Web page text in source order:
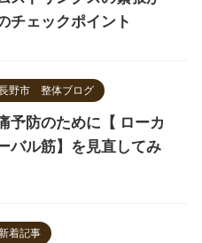
チェックポイント
野市 整体ブログ
防のために【 ローカ
バル筋】を見直してみ
着記事